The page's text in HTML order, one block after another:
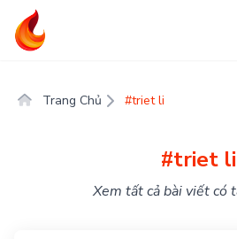
Trang Chủ #triet li
#triet li
Xem tất cả bài viết có